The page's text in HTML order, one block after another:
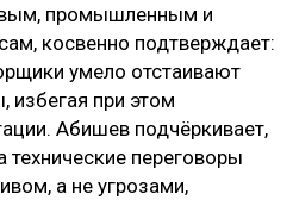
промышленным и
косвенно подтверждает:
умело отстаивают
избегая при этом
Абишев подчёркивает,
технические переговоры
а не угрозами,